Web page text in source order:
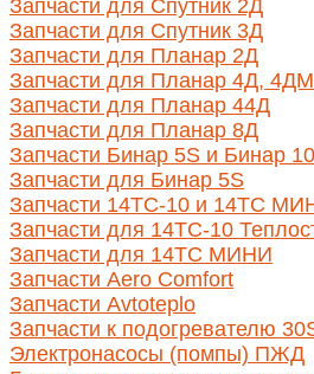
Запчасти для Спутник 2Д
Запчасти для Спутник 3Д
Запчасти для Планар 2Д
Запчасти для Планар 4Д,
Запчасти для Планар 44Д
Запчасти для Планар 8Д
Запчасти Бинар 5S и Бинар
Запчасти для Бинар 5S
Запчасти 14ТС-10 и 14ТС
Запчасти для 14ТС-10
Запчасти для 14ТС МИНИ
Запчасти Aero Comfort
Запчасти Avtoteplo
Запчасти к подогревателю
Электронасосы (помпы) ПЖД